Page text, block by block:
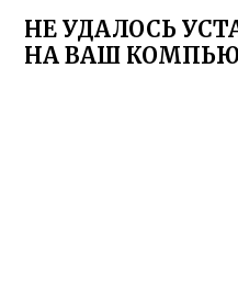
НЕ УДАЛОСЬ
НА ВАШ